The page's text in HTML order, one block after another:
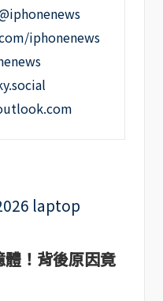
iphonenews
！背後原因竟